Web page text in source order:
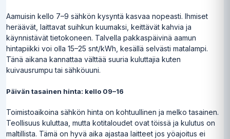
Aamuisin kello 7–9 sähkön kysyntä kasvaa nopeasti. Ihmiset
heräävät, laittavat suihkun kuumaksi, keittävät kahvia ja
käynnistävät tietokoneen. Talvella pakkaspäivinä aamun
hintapiikki voi olla 15–25 snt/kWh, kesällä selvästi matalampi.
Tänä aikana kannattaa välttää suuria kuluttajia kuten
kuivausrumpu tai sähköuuni.
Päivän tasainen hinta: kello 09–16
Toimistoaikoina sähkön hinta on kohtuullinen ja melko tasainen.
Teollisuus kuluttaa, mutta kotitaloudet ovat töissä ja kulutus on
maltillista. Tämä on hyvä aika ajastaa laitteet jos yöajoitus ei